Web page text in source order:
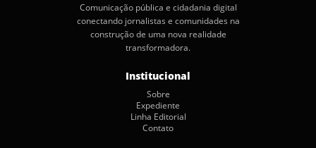
Comunicação pública e cidadania digital
conectando jornalistas e comunidades na
construção de uma nova realidade
transformadora.
Institucional
Sobre
Expediente
Linha Editorial
Contato